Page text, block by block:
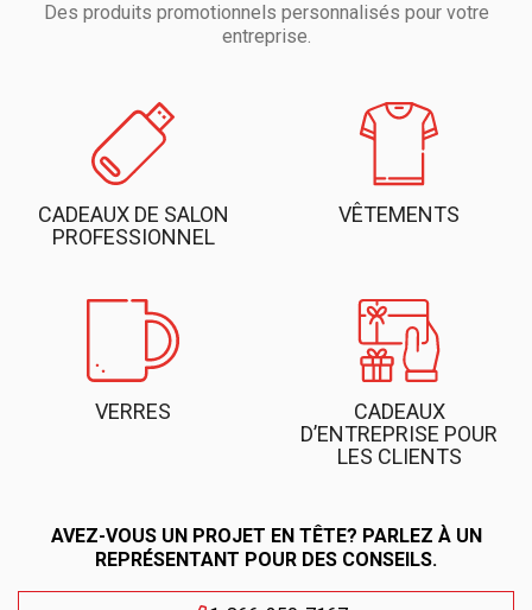
Des produits promotionnels personnalisés pour votre
entreprise.
CADEAUX DE SALON
PROFESSIONNEL
VÊTEMENTS
VERRES
CADEAUX
D’ENTREPRISE POUR
LES CLIENTS
AVEZ-VOUS UN PROJET EN TÊTE? PARLEZ À UN
REPRÉSENTANT POUR DES CONSEILS.